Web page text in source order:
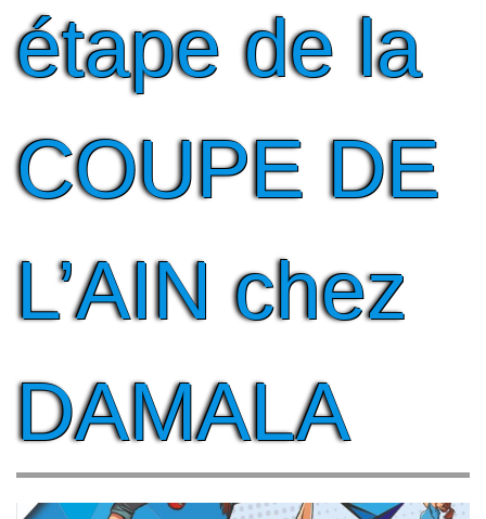
étape de la
COUPE DE
L’AIN chez
DAMALA